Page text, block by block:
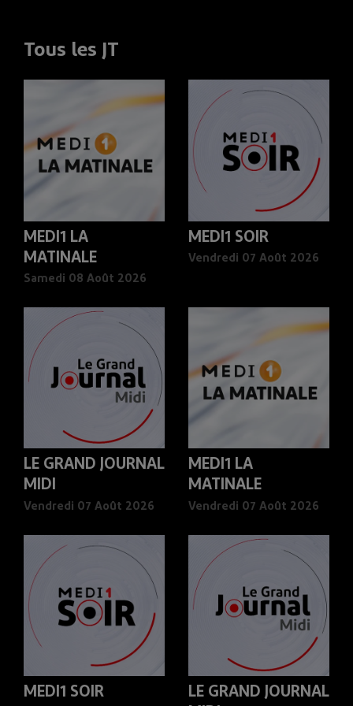
Tous les JT
MEDI1 LA
MATINALE
Samedi 08 Août 2026
MEDI1 SOIR
Vendredi 07 Août 2026
LE GRAND JOURNAL
MIDI
Vendredi 07 Août 2026
MEDI1 LA
MATINALE
Vendredi 07 Août 2026
MEDI1 SOIR
LE GRAND JOURNAL